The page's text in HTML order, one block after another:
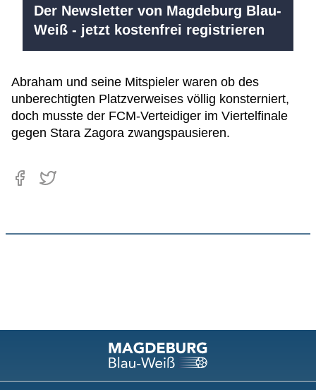
Der Newsletter von Magdeburg Blau-
Weiß - jetzt kostenfrei registrieren
Abraham und seine Mitspieler waren ob des
unberechtigten Platzverweises völlig konsterniert,
doch musste der FCM-Verteidiger im Viertelfinale
gegen Stara Zagora zwangspausieren.